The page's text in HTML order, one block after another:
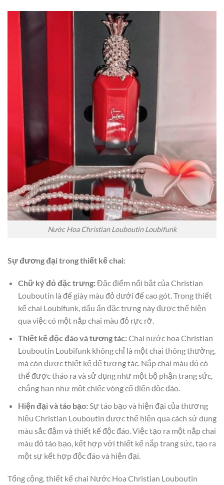
Nước Hoa Christian Louboutin Loubifunk
Sự đương đại trong thiết kế chai:
Chữ ký đỏ đặc trưng:Đặc điểm nổi bật của Christian
Louboutin là đế giày màu đỏ dưới đế cao gót. Trong thiết
kế chai Loubifunk, dấu ấn đặc trưng này được thể hiện
qua việc có một nắp chai màu đỏ rực rỡ.
Thiết kế độc đáo và tương tác:Chai nước hoa Christian
Louboutin Loubifunk không chỉ là một chai thông thường,
mà còn được thiết kế để tương tác. Nắp chai màu đỏ có
thể được tháo ra và sử dụng như một bộ phận trang sức,
chẳng hạn như một chiếc vòng cổ điển độc đáo.
Hiện đại và táo bạo:Sự táo bạo và hiện đại của thương
hiệu Christian Louboutin được thể hiện qua cách sử dụng
màu sắc đậm và thiết kế độc đáo. Việc tạo ra một nắp chai
màu đỏ táo bạo, kết hợp với thiết kế nắp trang sức, tạo ra
một sự kết hợp độc đáo và hiện đại.
Tổng cộng, thiết kế chai Nước Hoa Christian Louboutin